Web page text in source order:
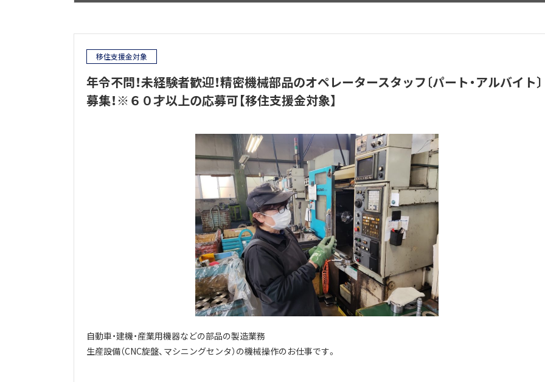
移住支援金対象
年令不問！未経験者歓迎！精密機械部品のオペレータースタッフ〔パート・アルバイト〕
募集！※６０才以上の応募可【移住支援金対象】
自動車・建機・産業用機器などの部品の製造業務
生産設備（CNC旋盤、マシニングセンタ）の機械操作のお仕事です。